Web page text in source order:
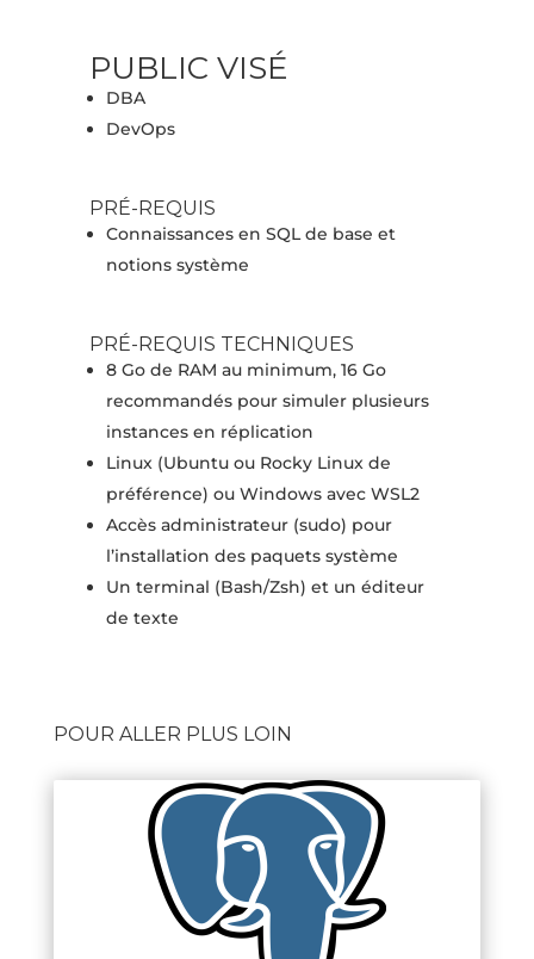
PUBLIC VISÉ
DBA
DevOps
PRÉ-REQUIS
Connaissances en SQL de base et
notions système
PRÉ-REQUIS TECHNIQUES
8 Go de RAM au minimum, 16 Go
recommandés pour simuler plusieurs
instances en réplication
Linux (Ubuntu ou Rocky Linux de
préférence) ou Windows avec WSL2
Accès administrateur (sudo) pour
l’installation des paquets système
Un terminal (Bash/Zsh) et un éditeur
de texte
POUR ALLER PLUS LOIN